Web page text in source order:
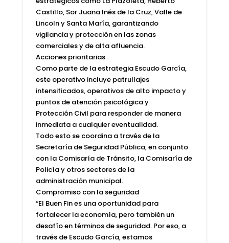
Castillo, Sor Juana Inés de la Cruz, Valle de
Lincoln y Santa María, garantizando
vigilancia y protección en las zonas
comerciales y de alta afluencia.
Acciones prioritarias
Como parte de la estrategia Escudo García,
este operativo incluye patrullajes
intensificados, operativos de alto impacto y
puntos de atención psicológica y
Protección Civil para responder de manera
inmediata a cualquier eventualidad.
Todo esto se coordina a través de la
Secretaría de Seguridad Pública, en conjunto
con la Comisaría de Tránsito, la Comisaría de
Policía y otros sectores de la
administración municipal.
Compromiso con la seguridad
“El Buen Fin es una oportunidad para
fortalecer la economía, pero también un
desafío en términos de seguridad. Por eso, a
través de Escudo García, estamos